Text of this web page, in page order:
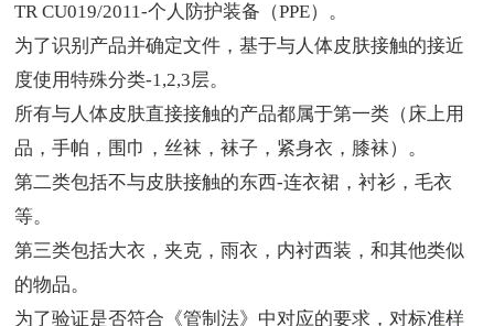
TR CU019/2011-个人防护装备（PPE）。
为了识别产品并确定文件，基于与人体皮肤接触的接近
度使用特殊分类-1,2,3层。
所有与人体皮肤直接接触的产品都属于第一类（床上用
品，手帕，围巾，丝袜，袜子，紧身衣，膝袜）。
第二类包括不与皮肤接触的东西-连衣裙，衬衫，毛衣
等。
第三类包括大衣，夹克，雨衣，内衬西装，和其他类似
的物品。
为了验证是否符合《管制法》中对应的要求，对标准样